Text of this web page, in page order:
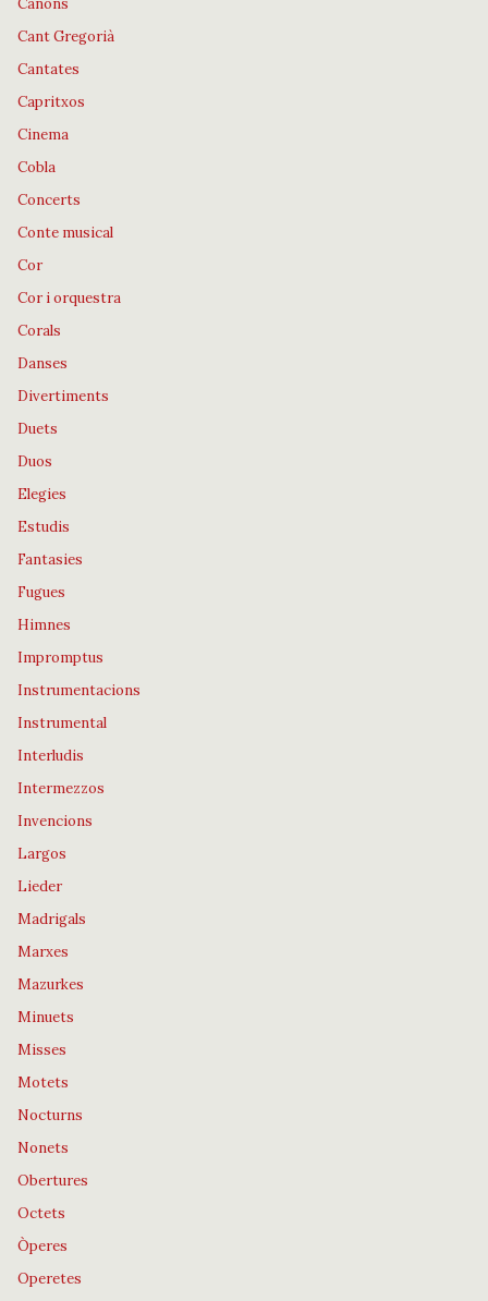
Cànons
Cant Gregorià
Cantates
Capritxos
Cinema
Cobla
Concerts
Conte musical
Cor
Cor i orquestra
Corals
Danses
Divertiments
Duets
Duos
Elegies
Estudis
Fantasies
Fugues
Himnes
Impromptus
Instrumentacions
Instrumental
Interludis
Intermezzos
Invencions
Largos
Lieder
Madrigals
Marxes
Mazurkes
Minuets
Misses
Motets
Nocturns
Nonets
Obertures
Octets
Òperes
Operetes